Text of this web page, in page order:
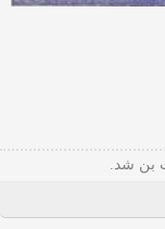
بن شد.